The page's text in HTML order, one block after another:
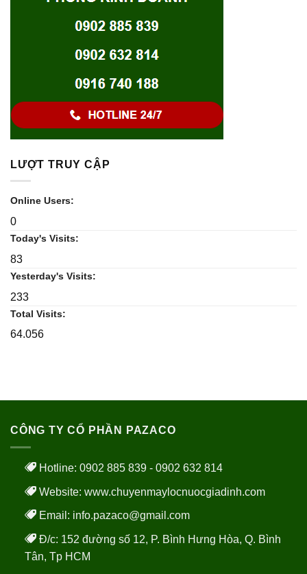
LƯỢT TRUY CẬP
Online Users:
0
Today's Visits:
83
Yesterday's Visits:
233
Total Visits:
64.056
CÔNG TY CỔ PHẦN PAZACO
Hotline: 0902 885 839 - 0902 632 814
Website: www.chuyenmaylocnuocgiadinh.com
Email: info.pazaco@gmail.com
Đ/c: 152 đường số 12, P. Bình Hưng Hòa, Q. Bình
Tân, Tp HCM